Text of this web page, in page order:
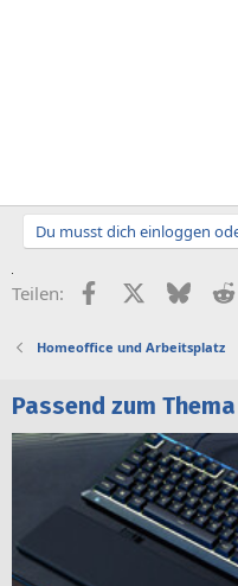
Du musst dich einloggen
Teilen: FacebookX (Twitter)
Homeoffice und Arbeitsplatz
Passend zum Thema